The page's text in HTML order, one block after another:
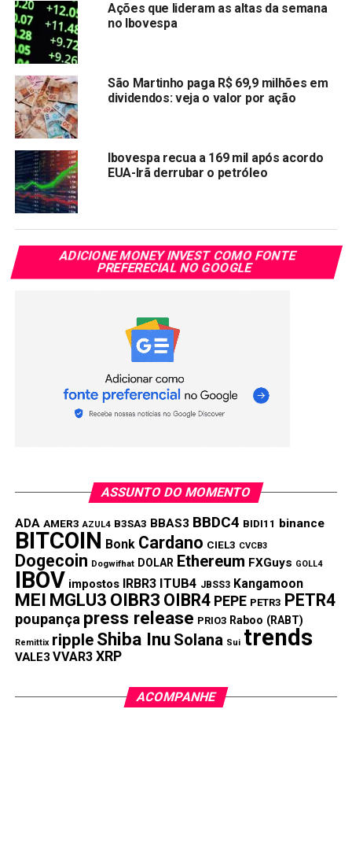
Via varejo divulga resultados por engano e apaga;
CVM abre processo
Compartilhar:
Copy
Link
WhatsApp
Twitter
Facebook
Reddit
Email
PRÓXIMA:
BB-BI mantém preço-alvo e recomenda Compra para
Yduqs
NÃO PERCA:
JHSF salta mais de 2% com aprovação de programa
de recompra de até 28 mi de ações
Ações que lideram as altas da semana
no Ibovespa
São Martinho paga R$ 69,9 milhões em
dividendos: veja o valor por ação
Ibovespa recua a 169 mil após acordo
EUA-Irã derrubar o petróleo
ADICIONE MONEY INVEST COMO FONTE
PREFERECIAL NO GOOGLE
ASSUNTO DO MOMENTO
ADA AMER3 AZUL4 B3SA3 BBAS3 BBDC4 BIDI11 binance
BITCOIN Bonk Cardano CIEL3 CVCB3
Dogecoin Dogwifhat DOLAR Ethereum FXGuys GOLL4
IBOV impostos IRBR3 ITUB4 JBSS3 Kangamoon
MEI MGLU3 OIBR3 OIBR4 PEPE PETR3 PETR4
poupança press release PRIO3 Raboo (RABT)
Remittix ripple Shiba Inu Solana Sui trends
VALE3 VVAR3 XRP
ACOMPANHE